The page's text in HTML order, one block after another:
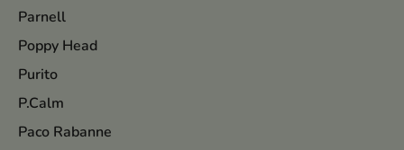
Parnell
Poppy Head
Purito
P.Calm
Paco Rabanne